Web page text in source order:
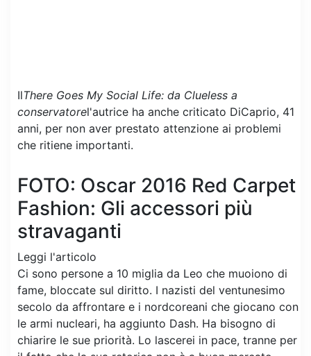
IlThere Goes My Social Life: da Clueless a
conservatorel'autrice ha anche criticato DiCaprio, 41
anni, per non aver prestato attenzione ai problemi
che ritiene importanti.
FOTO: Oscar 2016 Red Carpet
Fashion: Gli accessori più
stravaganti
Leggi l'articolo
Ci sono persone a 10 miglia da Leo che muoiono di
fame, bloccate sul diritto. I nazisti del ventunesimo
secolo da affrontare e i nordcoreani che giocano con
le armi nucleari, ha aggiunto Dash. Ha bisogno di
chiarire le sue priorità. Lo lascerei in pace, tranne per